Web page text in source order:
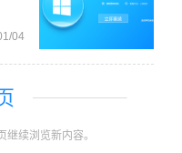
04
续浏览新内容。